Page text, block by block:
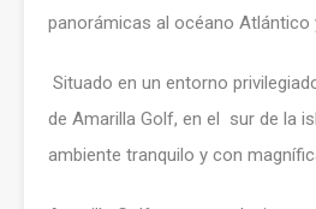
panorámicas al océano Atlántico
Situado en un entorno
de Amarilla Golf, en el sur de la
ambiente tranquilo y con